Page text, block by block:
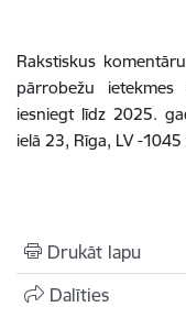
Rakstiskus
pārrobežu
iesniegt līdz 2025.
ielā 23, Rīga, LV -1045
Drukāt lapu
Dalīties